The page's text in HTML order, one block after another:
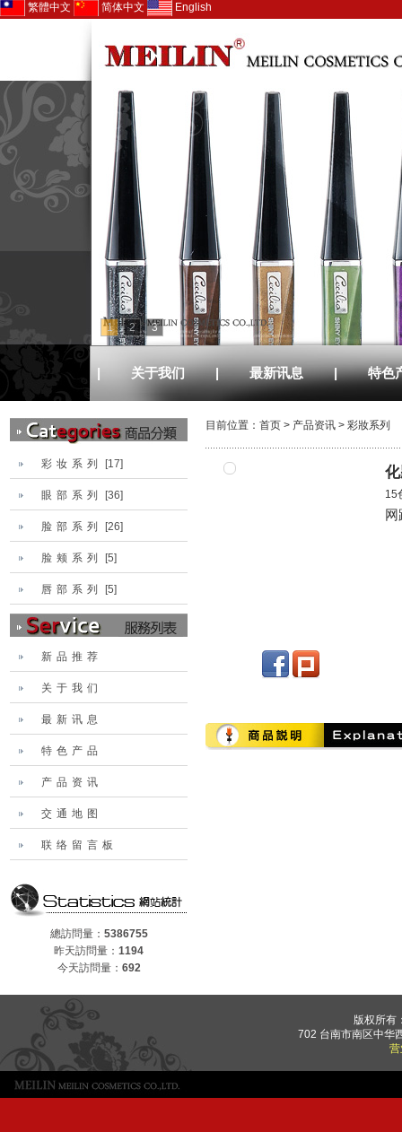
繁體中文 简体中文 English
1 2 3
| 关于我们 | 最新讯息 | 特色
彩妆系列 [17]
眼部系列 [36]
脸部系列 [26]
脸颊系列 [5]
唇部系列 [5]
新品推荐
关于我们
最新讯息
特色产品
产品资讯
交通地图
联络留言板
總訪問量： 5386755
昨天訪問量： 1194
今天訪問量： 692
目前位置： 首页 > 产品资讯 > 彩妝系列
15
网
版权所有
702 台南市南区中华